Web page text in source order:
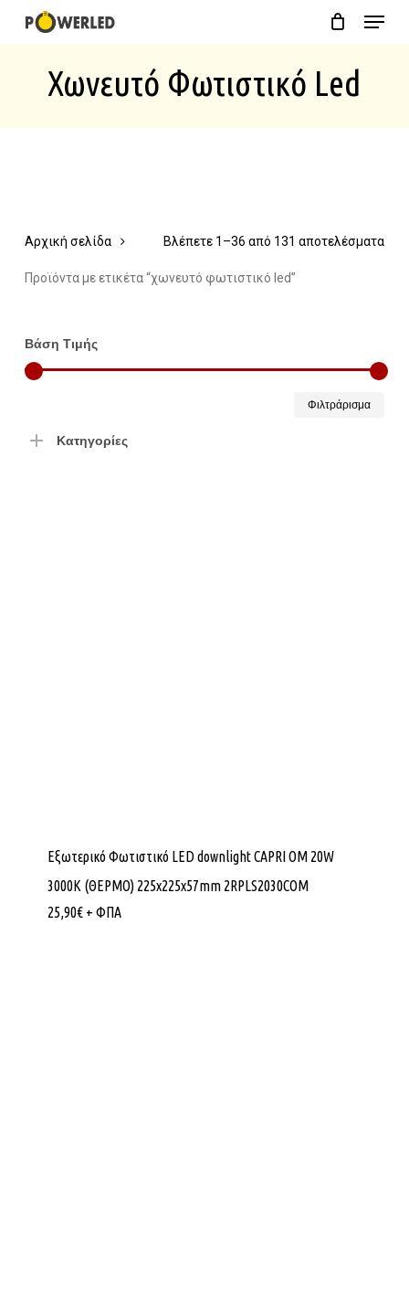
Menu
Χωνευτό Φωτιστικό Led
Βλέπετε 1–36 από 131 αποτελέσματα
Αρχική σελίδα
Προϊόντα με ετικέτα “χωνευτό φωτιστικό led”
Βάση Τιμής
Φιλτράρισμα
Κατηγορίες
Εξωτερικό Φωτιστικό LED downlight CAPRI OM 20W
3000K (ΘΕΡΜΟ) 225x225x57mm 2RPLS2030COM
25,90€ + ΦΠΑ